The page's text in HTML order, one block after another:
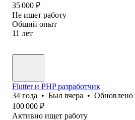
35 000 ₽
Не ищет работу
Общий опыт
11 лет
Flutter и PHP разработчик
34 года • Был вчера • Обновлено
100 000 ₽
Активно ищет работу